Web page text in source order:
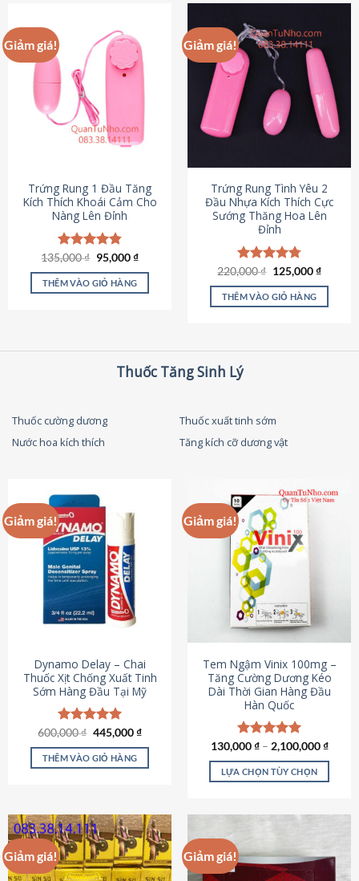
có
nhiều
biến
thể.
Các
tùy
chọn
được
chọn
trên
trang
sản
phẩm
Giảm giá!
Trứng Rung 1 Đầu Tăng
Kích Thích Khoái Cảm Cho
Nàng Lên Đỉnh
Được xếp
hạng4.87
5 sao
135,000₫ Giá
gốc
là:
135,000 ₫.
95,000₫Giá
tại
THÊM VÀO GIỎ HÀNG
Giảm giá!
Trứng Rung Tình Yêu 2
Đầu Nhựa Kích Thích Cực
Sướng Thăng Hoa Lên
Đỉnh
Được xếp
hạng4.79
5 sao
220,000₫ Giá
là:
220,000 ₫.
125,000₫Giá
tại
THÊM VÀO GIỎ HÀNG
Thuốc Tăng Sinh Lý
Thuốc cường dương
Thuốc xuất tinh sớm
Nước hoa kích thích
Tăng kích cỡ dương vật
Giảm giá!
Dynamo Delay – Chai
Thuốc Xịt Chống Xuất Tinh
Sớm Hàng Đầu Tại Mỹ
Được xếp
hạng5.00
5 sao
600,000₫ Giá
là:
600,000 ₫.
445,000₫Giá
tại
THÊM VÀO GIỎ HÀNG
Giảm giá!
Tem Ngậm Vinix 100mg –
Tăng Cường Dương Kéo
Dài Thời Gian Hàng Đầu
Hàn Quốc
Được xếp
hạng5.00
5 sao
130,000₫– 2,100,000₫
LỰA CHỌN TÙY CHỌN
nhiều
biến
Giảm giá! Giảm giá!